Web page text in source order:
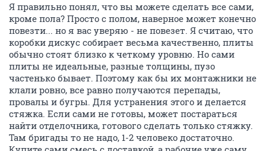
Я правильно понял, что вы можете сделать все сами,
кроме пола? Просто с полом, наверное может конечно
повезти... но я вас уверяю - не повезет. Я считаю, что
коробки дискус собирает весьма качественно, плиты
обычно стоят близко к четкому уровню. Но сами
плиты не идеальные, разные толщины, пузо
частенько бывает. Поэтому как бы их монтажники не
клали ровно, все равно получаются перепады,
провалы и бугры. Для устранения этого и делается
стяжка. Если сами не готовы, может постараться
найти отделочника, готового сделать только стяжку.
Там бригады то не надо, 1-2 человеко достаточно.